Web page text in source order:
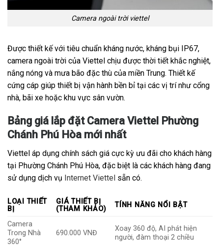
Camera ngoài trời viettel
Được thiết kế với tiêu chuẩn kháng nước, kháng bụi IP67,
camera ngoài trời của Viettel chịu được thời tiết khắc nghiệt,
nắng nóng và mưa bão đặc thù của miền Trung. Thiết kế
cứng cáp giúp thiết bị vận hành bền bỉ tại các vị trí như cổng
nhà, bãi xe hoặc khu vực sân vườn.
Bảng giá lắp đặt Camera Viettel Phường
Chánh Phú Hòa mới nhất
Viettel áp dụng chính sách giá cực kỳ ưu đãi cho khách hàng
tại Phường Chánh Phú Hòa, đặc biệt là các khách hàng đang
sử dụng dịch vụ Internet Viettel sẵn có.
LOẠI THIẾT
BỊ
GIÁ THIẾT BỊ
(THAM KHẢO)
TÍNH NĂNG NỔI BẬT
Camera
Trong Nhà
360°
690.000 VNĐ
Xoay 360 độ, AI phát hiện
người, đàm thoại 2 chiều